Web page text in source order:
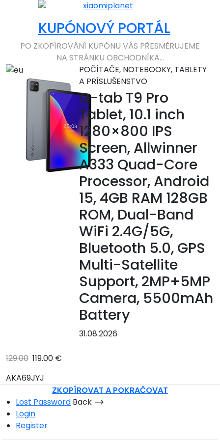
KUPÓNOVÝ PORTÁL
PO ZKOPÍROVÁNÍ KUPÓNU VÁS PŘESMĚRUJEME
NA STRÁNKU OBCHODNÍKA...
POČÍTAČE, NOTEBOOKY, TABLETY
A PRÍSLUŠENSTVO
G-tab T9 Pro
Tablet, 10.1 inch
1280×800 IPS
Screen, Allwinner
A333 Quad-Core
Processor, Android
15, 4GB RAM 128GB
ROM, Dual-Band
WiFi 2.4G/5G,
Bluetooth 5.0, GPS
Multi-Satellite
Support, 2MP+5MP
Camera, 5500mAh
Battery
31.08.2026
129.00 119.00 €
AKA69JYJ
ZKOPÍROVAT A POKRAČOVAT
Lost Password Back ⟶
Login
Register